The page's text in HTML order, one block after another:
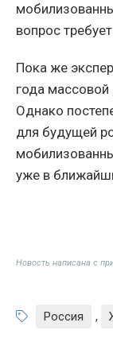
вопрос
Пока же
года
Однако
для будущей
уже в
Новость написана с
Россия ,